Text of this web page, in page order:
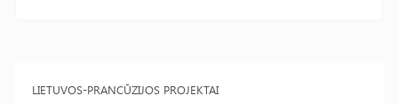
LIETUVOS-PRANCŪZIJOS PROJEKTAI